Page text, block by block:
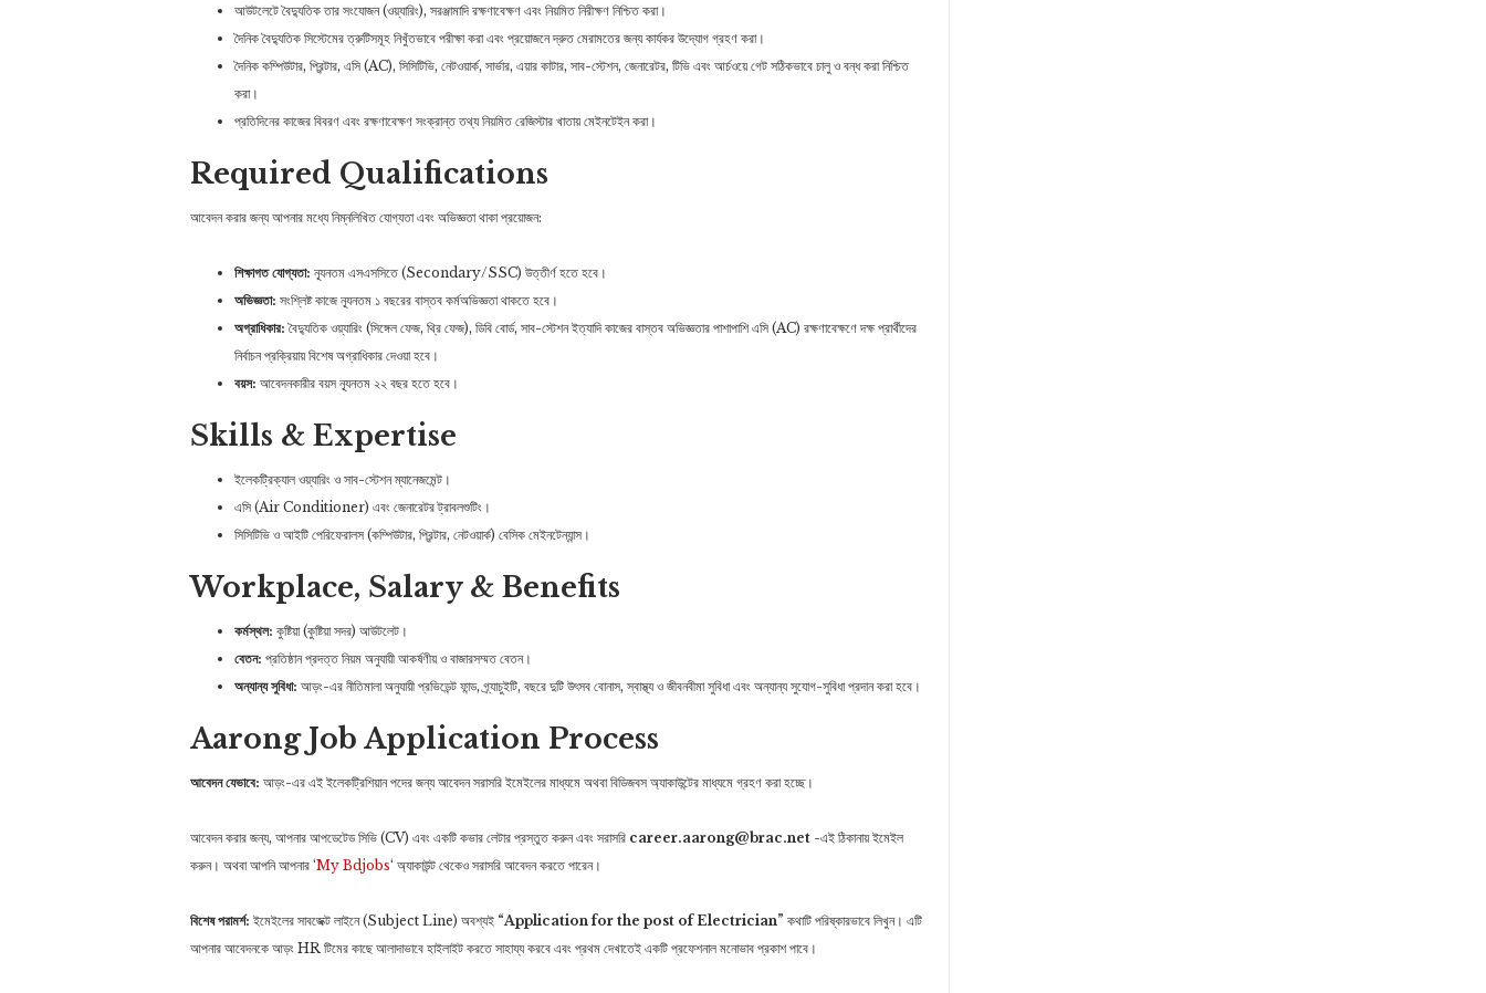
আউটলেটে বৈদ্যুতিক তার সংযোজন (ওয়্যারিং), সরঞ্জামাদি রক্ষণাবেক্ষণ এবং নিয়মিত নিরীক্ষণ নিশ্চিত করা।
দৈনিক বৈদ্যুতিক সিস্টেমের ত্রুটিসমূহ নিখুঁতভাবে পরীক্ষা করা এবং প্রয়োজনে দ্রুত মেরামতের জন্য কার্যকর উদ্যোগ গ্রহণ করা।
দৈনিক কম্পিউটার, প্রিন্টার, এসি (AC), সিসিটিভি, নেটওয়ার্ক, সার্ভার, এয়ার কাটার, সাব-স্টেশন, জেনারেটর, টিভি এবং আর্চওয়ে গেট সঠিকভাবে চালু ও বন্ধ করা নিশ্চিত
করা।
প্রতিদিনের কাজের বিবরণ এবং রক্ষণাবেক্ষণ সংক্রান্ত তথ্য নিয়মিত রেজিস্টার খাতায় মেইনটেইন করা।
Required Qualifications
আবেদন করার জন্য আপনার মধ্যে নিম্নলিখিত যোগ্যতা এবং অভিজ্ঞতা থাকা প্রয়োজন:
শিক্ষাগত যোগ্যতা: ন্যূনতম এসএসসিতে (Secondary/SSC) উত্তীর্ণ হতে হবে।
অভিজ্ঞতা: সংশ্লিষ্ট কাজে ন্যূনতম ১ বছরের বাস্তব কর্মঅভিজ্ঞতা থাকতে হবে।
অগ্রাধিকার: বৈদ্যুতিক ওয়্যারিং (সিঙ্গেল ফেজ, থ্রি ফেজ), ডিবি বোর্ড, সাব-স্টেশন ইত্যাদি কাজের বাস্তব অভিজ্ঞতার পাশাপাশি এসি (AC) রক্ষণাবেক্ষণে দক্ষ প্রার্থীদের
নির্বাচন প্রক্রিয়ায় বিশেষ অগ্রাধিকার দেওয়া হবে।
বয়স: আবেদনকারীর বয়স ন্যূনতম ২২ বছর হতে হবে।
Skills & Expertise
ইলেকট্রিক্যাল ওয়্যারিং ও সাব-স্টেশন ম্যানেজমেন্ট।
এসি (Air Conditioner) এবং জেনারেটর ট্রাবলশুটিং।
সিসিটিভি ও আইটি পেরিফেরালস (কম্পিউটার, প্রিন্টার, নেটওয়ার্ক) বেসিক মেইনটেন্যান্স।
Workplace, Salary & Benefits
কর্মস্থল: কুষ্টিয়া (কুষ্টিয়া সদর) আউটলেট।
বেতন: প্রতিষ্ঠান প্রদত্ত নিয়ম অনুযায়ী আকর্ষণীয় ও বাজারসম্মত বেতন।
অন্যান্য সুবিধা: আড়ং-এর নীতিমালা অনুযায়ী প্রভিডেন্ট ফান্ড, গ্র্যাচুইটি, বছরে দুটি উৎসব বোনাস, স্বাস্থ্য ও জীবনবীমা সুবিধা এবং অন্যান্য সুযোগ-সুবিধা প্রদান করা হবে।
Aarong Job Application Process
আবেদন যেভাবে: আড়ং-এর এই ইলেকট্রিশিয়ান পদের জন্য আবেদন সরাসরি ইমেইলের মাধ্যমে অথবা বিডিজবস অ্যাকাউন্টের মাধ্যমে গ্রহণ করা হচ্ছে।
আবেদন করার জন্য, আপনার আপডেটেড সিভি (CV) এবং একটি কভার লেটার প্রস্তুত করুন এবং সরাসরি career.aarong@brac.net -এই ঠিকানায় ইমেইল
করুন। অথবা আপনি আপনার ‘My Bdjobs‘ অ্যাকাউন্ট থেকেও সরাসরি আবেদন করতে পারেন।
বিশেষ পরামর্শ: ইমেইলের সাবজেক্ট লাইনে (Subject Line) অবশ্যই “Application for the post of Electrician” কথাটি পরিষ্কারভাবে লিখুন। এটি
আপনার আবেদনকে আড়ং HR টিমের কাছে আলাদাভাবে হাইলাইট করতে সাহায্য করবে এবং প্রথম দেখাতেই একটি প্রফেশনাল মনোভাব প্রকাশ পাবে।